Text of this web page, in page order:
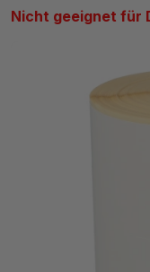
Nicht geeignet für